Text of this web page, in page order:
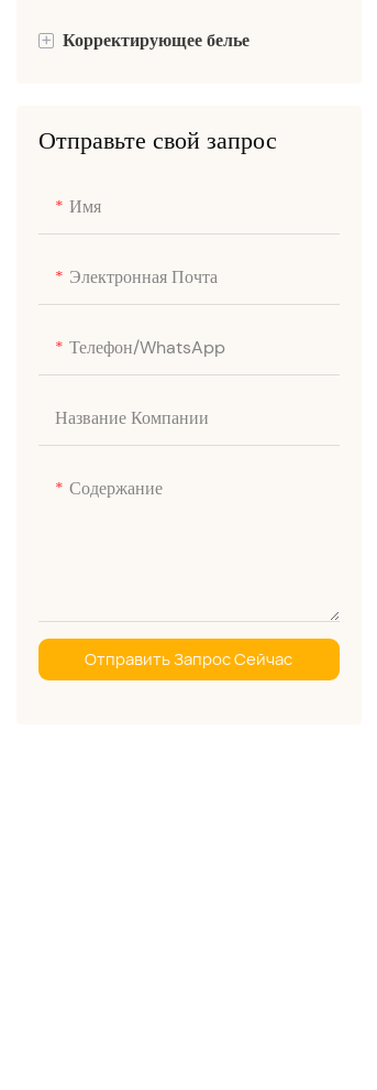
Бесшовный бюстгальтер
Бюстгальтер для увеличения
+ Корректирующее белье
Корректирующее боди | Faja
Тренажер для талии
Отправьте свой запрос
Имя
Электронная Почта
Телефон/WhatsApp
Название Компании
Содержание
Отправить Запрос Сейчас